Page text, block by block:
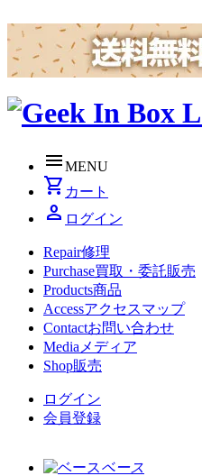
menuMENU
shopping_cart カート
person ログイン
Repair修理
Purchase買取・委託販売
Products商品
Accessアクセスマップ
Contactお問い合わせ
Media メディア
Shop販売
ログイン
会員登録
ベース